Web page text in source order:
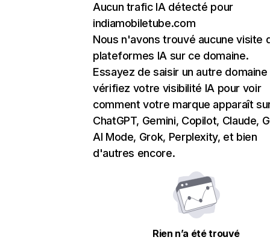
Aucun trafic IA détecté pour
indiamobiletube.com
Nous n'avons trouvé aucune visite
plateformes IA sur ce domaine.
Essayez de saisir un autre domaine
vérifiez votre visibilité IA pour voir
comment votre marque apparaît
ChatGPT, Gemini, Copilot, Claude,
AI Mode, Grok, Perplexity, et bien
d'autres encore.
Rien n’a été trouvé